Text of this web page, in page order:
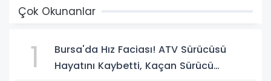
Çok Okunanlar
1
Bursa'da Hız Faciası! ATV Sürücüsü
Hayatını Kaybetti, Kaçan Sürücü